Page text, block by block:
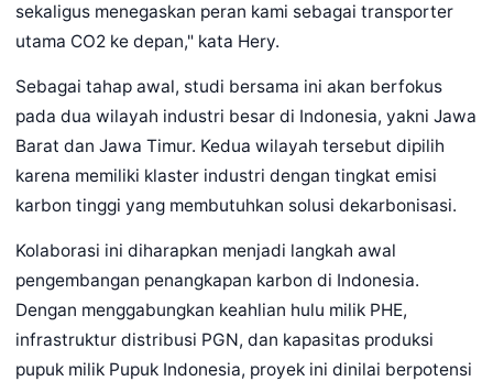
sekaligus menegaskan peran kami sebagai transporter
utama CO2 ke depan," kata Hery.
Sebagai tahap awal, studi bersama ini akan berfokus
pada dua wilayah industri besar di Indonesia, yakni Jawa
Barat dan Jawa Timur. Kedua wilayah tersebut dipilih
karena memiliki klaster industri dengan tingkat emisi
karbon tinggi yang membutuhkan solusi dekarbonisasi.
Kolaborasi ini diharapkan menjadi langkah awal
pengembangan penangkapan karbon di Indonesia.
Dengan menggabungkan keahlian hulu milik PHE,
infrastruktur distribusi PGN, dan kapasitas produksi
pupuk milik Pupuk Indonesia, proyek ini dinilai berpotensi